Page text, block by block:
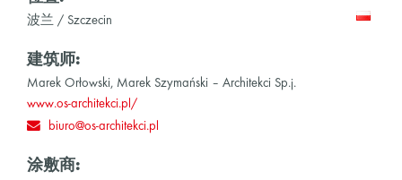
波兰 / Szczecin
建筑师:
Marek Orłowski, Marek Szymański – Architekci Sp.j.
www.os-architekci.pl/
biuro@os-architekci.pl
涂敷商: